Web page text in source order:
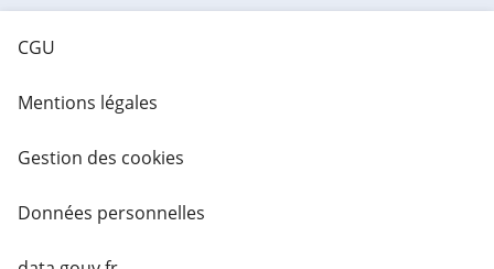
CGU
Mentions légales
Gestion des cookies
Données personnelles